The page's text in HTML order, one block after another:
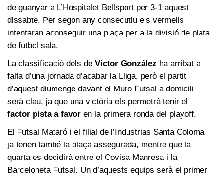
de guanyar a L’Hospitalet Bellsport per 3-1 aquest
dissabte. Per segon any consecutiu els vermells
intentaran aconseguir una plaça per a la divisió de plata
de futbol sala.
La classificació dels de Víctor González ha arribat a
falta d’una jornada d’acabar la Lliga, però el partit
d’aquest diumenge davant el Muro Futsal a domicili
serà clau, ja que una victòria els permetrà tenir el
factor pista a favor en la primera ronda del playoff.
El Futsal Mataró i el filial de l’Industrias Santa Coloma
ja tenen també la plaça assegurada, mentre que la
quarta es decidirà entre el Covisa Manresa i la
Barceloneta Futsal. Un d’aquests equips serà el primer